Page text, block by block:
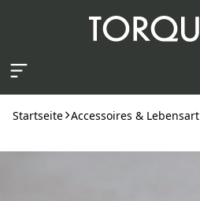
Startseite Accessoires & Lebensart